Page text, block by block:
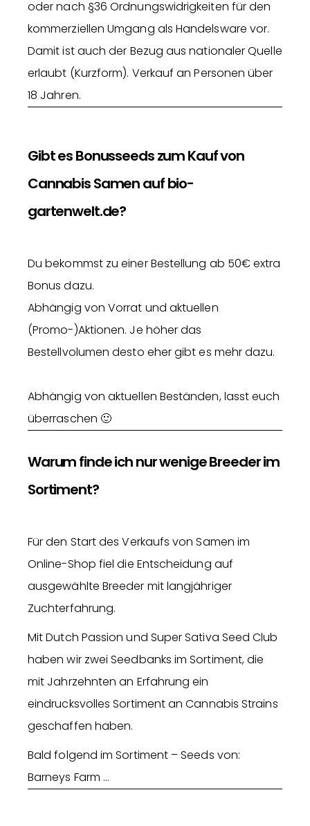
oder nach §36 Ordnungswidrigkeiten für den
kommerziellen Umgang als Handelsware vor.
Damit ist auch der Bezug aus nationaler Quelle
erlaubt (Kurzform). Verkauf an Personen über
18 Jahren.
Gibt es Bonusseeds zum Kauf von
Cannabis Samen auf bio-
gartenwelt.de?
Du bekommst zu einer Bestellung ab 50€ extra
Bonus dazu.
Abhängig von Vorrat und aktuellen
(Promo-)Aktionen. Je höher das
Bestellvolumen desto eher gibt es mehr dazu.
Abhängig von aktuellen Beständen, lasst euch
überraschen 🙂
Warum finde ich nur wenige Breeder im
Sortiment?
Für den Start des Verkaufs von Samen im
Online-Shop fiel die Entscheidung auf
ausgewählte Breeder mit langjähriger
Zuchterfahrung.
Mit Dutch Passion und Super Sativa Seed Club
haben wir zwei Seedbanks im Sortiment, die
mit Jahrzehnten an Erfahrung ein
eindrucksvolles Sortiment an Cannabis Strains
geschaffen haben.
Bald folgend im Sortiment – Seeds von:
Barneys Farm …